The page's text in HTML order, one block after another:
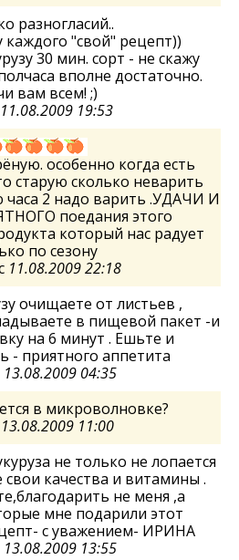
разногласий..
каждого "свой" рецепт))
30 мин. сорт - не скажу
вполне достаточно.
вам всем! ;)
11.08.2009 19:53
особенно когда есть
старую сколько неварить
2 надо варить .УДАЧИ И
поедания этого
который нас радует
по сезону
11.08.2009 22:18
очищаете от листьев ,
в пищевой пакет -и
на 6 минут . Ешьте и
- приятного аппетита
13.08.2009 04:35
в микроволновке?
13.08.2009 11:00
не только не лопается
свои качества и витамины .
не меня ,а
мне подарили этот
с уважением- ИРИНА
13.08.2009 13:55